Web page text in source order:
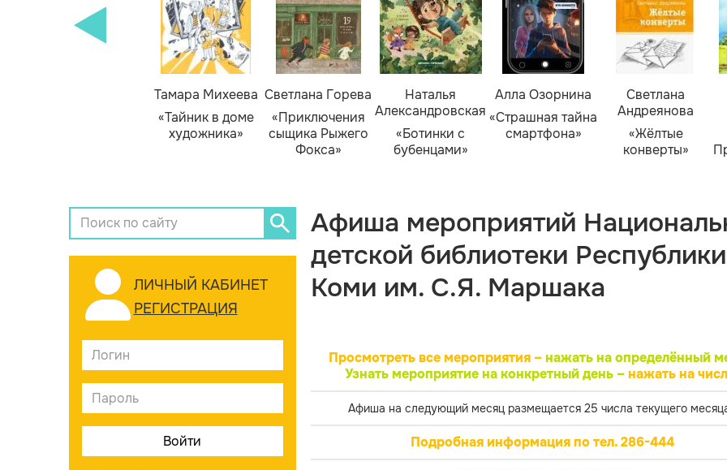
Тамара Михеева
«Тайник в доме
художника»
Светлана Горева
«Приключения
сыщика Рыжего
Фокса»
Наталья
Александровская
«Ботинки с
бубенцами»
Алла Озорнина
«Страшная тайна
смартфона»
Светлана
Андреянова
«Жёлтые
конверты»
ЛИЧНЫЙ КАБИНЕТ
РЕГИСТРАЦИЯ
Афиша мероприятий
детской библиотеки Республики
Коми им. С.Я. Маршака
Просмотреть все мероприятия – нажать на определённый
Узнать мероприятие на конкретный день –нажать на
Афиша на следующий месяц размещается 25 числа текущего
Подробная информация по тел. 286-444